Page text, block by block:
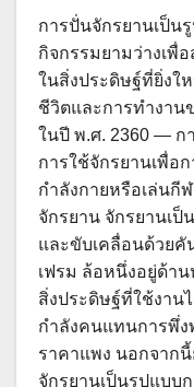
การปั่นจักรยานเป็น
กิจกรรมยามว่างเพื่
ในสิ่งประดิษฐ์ที่ยิ่งใ
ชีวิตและการทำงาน
ในปี พ.ศ. 2360 — ก
การใช้จักรยานเพื่อ
กำลังกายหรือเล่นกี
จักรยาน จักรยานเ
และขับเคลื่อนด้วยคั
เฟรม ล้อหนึ่งอยู่ด้า
สิ่งประดิษฐ์ที่ใช้งาน
กำลังคนแทนการพึ่ง
ราคาแพง นอกจาก
จักรยานเป็นรูปแบบ